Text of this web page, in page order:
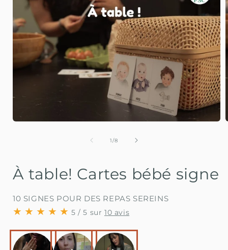
1/de
8
À table! Cartes bébé signe
10 SIGNES POUR DES REPAS SEREINS
5 / 5 sur 10 avis